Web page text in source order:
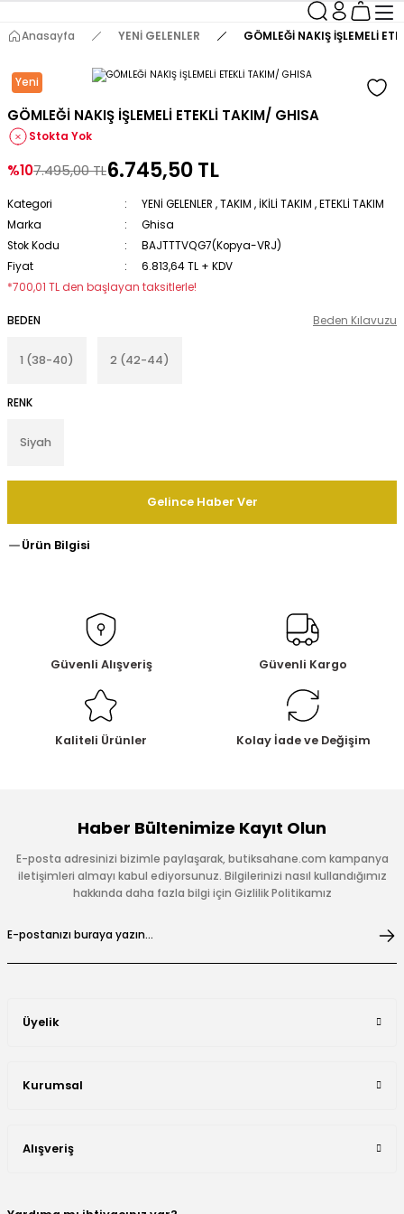
Anasayfa YENİ GELENLER GÖMLEĞİ NAKIŞ İŞLEMELİ
Yeni
GÖMLEĞİ NAKIŞ İŞLEMELİ ETEKLİ TAKIM/ GHISA
Stokta Yok
%107.495,00 TL6.745,50 TL
Kategori YENİ GELENLER ,TAKIM , İKİLİ TAKIM ,ETEKLİ TAKIM
Marka
Ghisa
Stok Kodu
BAJTTTVQG7(Kopya-VRJ)
Fiyat
6.813,64 TL + KDV
*700,01 TL den başlayan taksitlerle!
BEDEN
1 (38-40) 2 (42-44)
RENK
Siyah
Beden Kılavuzu
Gelince Haber Ver
Ürün Bilgisi
Güvenli Alışveriş Güvenli Kargo
Kaliteli Ürünler Kolay İade ve Değişim
Haber Bültenimize Kayıt Olun
E-posta adresinizi bizimle paylaşarak, butiksahane.com kampanya
iletişimleri almayı kabul ediyorsunuz. Bilgilerinizi nasıl kullandığımız
hakkında daha fazla bilgi için Gizlilik Politikamız
Üyelik
Kurumsal
Alışveriş